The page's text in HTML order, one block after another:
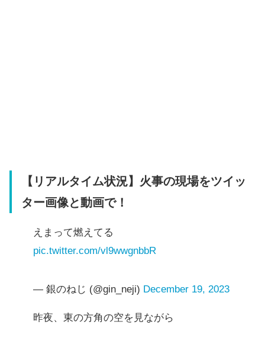
【リアルタイム状況】火事の現場をツイッ
ター画像と動画で！
えまって燃えてる
pic.twitter.com/vl9wwgnbbR
— 銀のねじ (@gin_neji) December 19, 2023
昨夜、東の方角の空を見ながら